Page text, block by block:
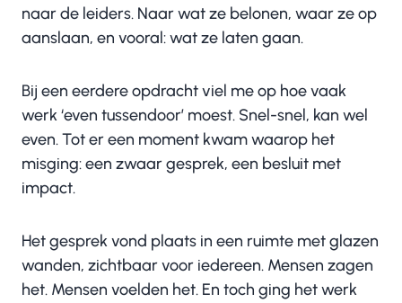
naar de leiders. Naar wat ze belonen, waar ze op
aanslaan, en vooral: wat ze laten gaan.
Bij een eerdere opdracht viel me op hoe vaak
werk ‘even tussendoor’ moest. Snel-snel, kan wel
even. Tot er een moment kwam waarop het
misging: een zwaar gesprek, een besluit met
impact.
Het gesprek vond plaats in een ruimte met glazen
wanden, zichtbaar voor iedereen. Mensen zagen
het. Mensen voelden het. En toch ging het werk